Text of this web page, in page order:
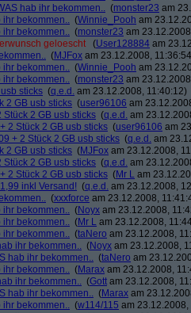
hab ihr bekommen.. (monster23 am
ihr bekommen.. (Winnie_Pooh am
ihr bekommen.. (monster23 am
geloescht (User128884 am
(MJFox am 23.12.2008,
ihr bekommen.. (Winnie_Pooh am
ihr bekommen.. (monster23 am
sticks (q.e.d. am 23.12.2008, 11:40:12)
2 GB usb sticks (user96106 am
Stück 2 GB usb sticks (q.e.d. am
2 Stück 2 GB usb sticks (user96106 am
+ 2 Stück 2 GB usb sticks (q.e.d. am
2 GB usb sticks (MJFox am 23.12.2008,
Stück 2 GB usb sticks (q.e.d. am
2 Stück 2 GB usb sticks (Mr L am
inkl Versand! (q.e.d. am 23.12.2008,
(xxxforce am 23.12.2008,
ihr bekommen.. (Noyx am 23.12.2008,
ihr bekommen.. (Mr L am 23.12.2008,
ihr bekommen.. (taNero am 23.12.2008,
ihr bekommen.. (Noyx am 23.12.2008,
hab ihr bekommen.. (taNero am
ihr bekommen.. (Marax am 23.12.2008,
ihr bekommen.. (Gott am 23.12.2008,
hab ihr bekommen.. (Marax am
ihr bekommen.. (w114/115 am 23.12.2008,